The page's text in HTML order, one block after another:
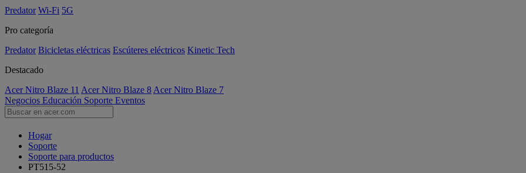
Predator Wi-Fi 5G
Pro categoría
Predator Bicicletas eléctricas Escúteres eléctricos Kinetic Tech
Destacado
Acer Nitro Blaze 11 Acer Nitro Blaze 8 Acer Nitro Blaze 7
Negocios Educación Soporte Eventos
Hogar
Soporte
Soporte para productos
PT515-52